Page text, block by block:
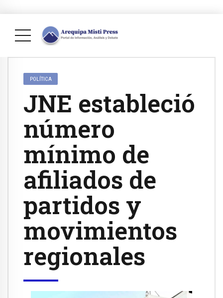
POLÍTICA
JNE estableció
número
mínimo de
afiliados de
partidos y
movimientos
regionales